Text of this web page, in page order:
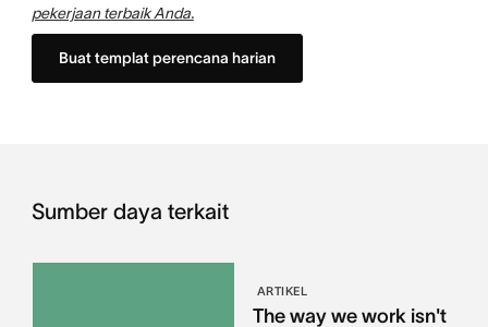
pekerjaan terbaik Anda.
Buat templat perencana harian
Sumber daya terkait
ARTIKEL
The way we work isn't